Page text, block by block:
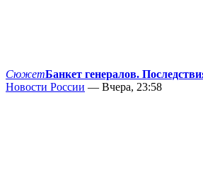
СюжетБанкет генералов.
Новости России — Вчера, 23:58